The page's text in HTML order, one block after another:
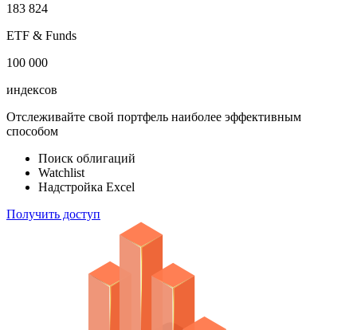
183 824
ETF & Funds
100 000
индексов
Отслеживайте свой портфель наиболее эффективным
способом
Поиск облигаций
Watchlist
Надстройка Excel
Получить доступ